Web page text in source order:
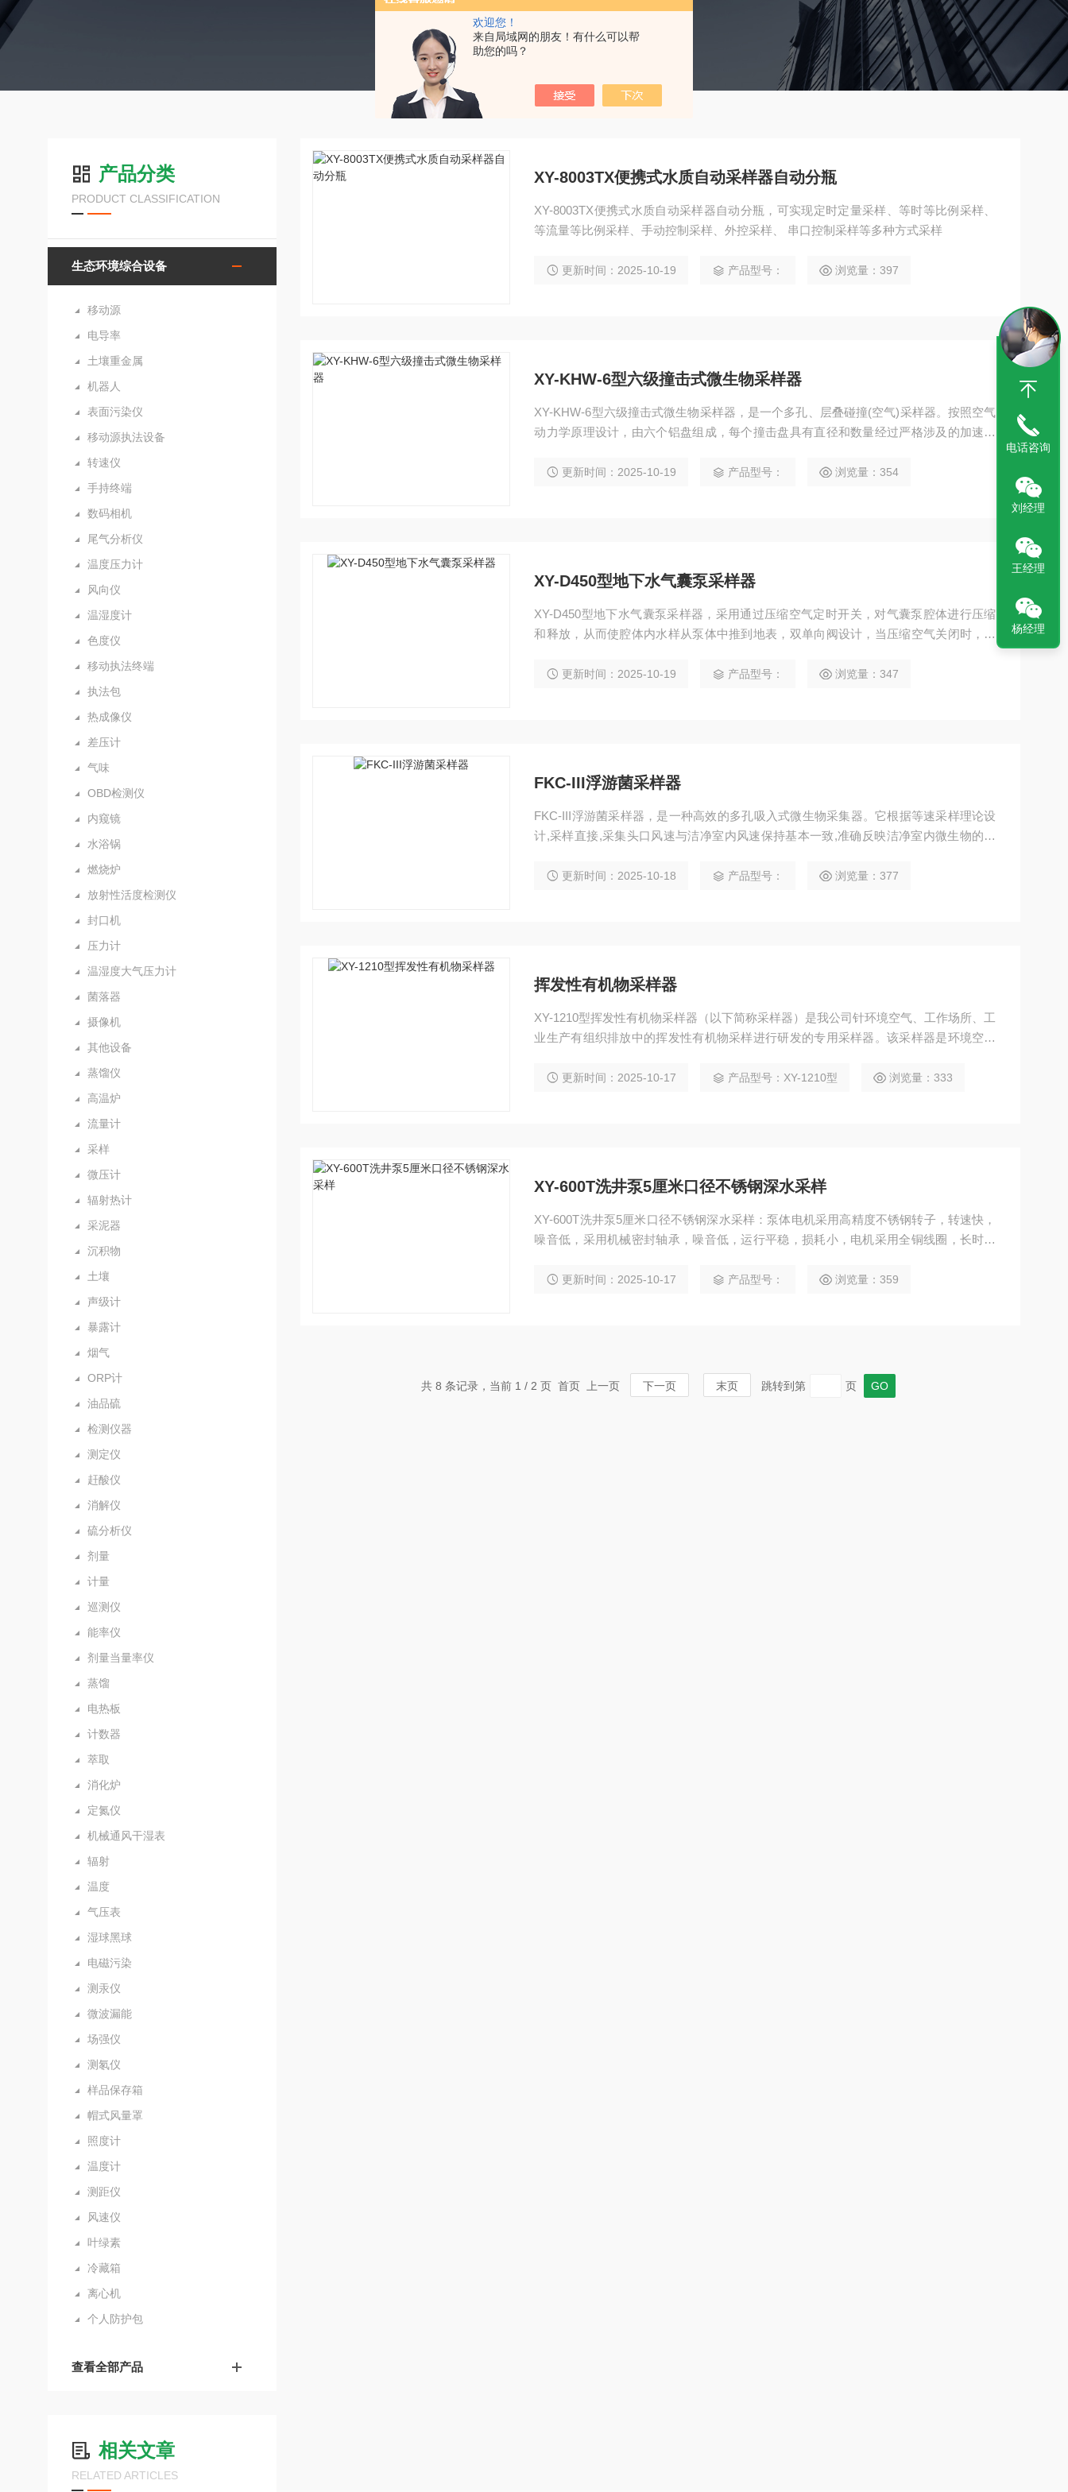
欢迎您！
来自局域网的朋友！有什么可以帮
助您的吗？
产品分类
PRODUCT CLASSIFICATION
生态环境综合设备
移动源
电导率
土壤重金属
机器人
表面污染仪
移动源执法设备
转速仪
手持终端
数码相机
尾气分析仪
温度压力计
风向仪
温湿度计
色度仪
移动执法终端
执法包
热成像仪
差压计
气味
OBD检测仪
内窥镜
水浴锅
燃烧炉
放射性活度检测仪
封口机
压力计
温湿度大气压力计
菌落器
摄像机
其他设备
蒸馏仪
高温炉
流量计
采样
微压计
辐射热计
采泥器
沉积物
土壤
声级计
暴露计
烟气
ORP计
油品硫
检测仪器
测定仪
赶酸仪
消解仪
硫分析仪
剂量
计量
巡测仪
能率仪
剂量当量率仪
蒸馏
电热板
计数器
萃取
消化炉
定氮仪
机械通风干湿表
辐射
温度
气压表
湿球黑球
电磁污染
测汞仪
微波漏能
场强仪
测氡仪
样品保存箱
帽式风量罩
照度计
温度计
测距仪
风速仪
叶绿素
冷藏箱
离心机
个人防护包
查看全部产品
相关文章
RELATED ARTICLES
XY-8003TX便携式水质自动采样器自动分瓶
XY-8003TX便携式水质自动采样器自动分瓶，可实现定时定量采样、等时等比例采样、
等流量等比例采样、手动控制采样、外控采样、 串口控制采样等多种方式采样
更新时间：2025-10-19 产品型号： 浏览量：397
XY-KHW-6型六级撞击式微生物采样器
XY-KHW-6型六级撞击式微生物采样器，是一个多孔、层叠碰撞(空气)采样器。按照空气
动力学原理设计，由六个铝盘组成，每个撞击盘具有直径和数量经过严格涉及的加速喷
状或密度。采样器的每级中可放置一个装有琼脂培养基的培养皿，用于收集采样空气中
更新时间：2025-10-19 产品型号： 浏览量：354
XY-D450型地下水气囊泵采样器
XY-D450型地下水气囊泵采样器，采用通过压缩空气定时开关，对气囊泵腔体进行压缩
和释放，从而使腔体内水样从泵体中推到地表，双单向阀设计，当压缩空气关闭时，水
广泛适用于环保、安监、卫生、厂企、科研、军事、教育等部门进行地下水的采样监
更新时间：2025-10-19 产品型号： 浏览量：347
FKC-III浮游菌采样器
FKC-III浮游菌采样器，是一种高效的多孔吸入式微生物采集器。它根据等速采样理论设
计,采样直接,采集头口风速与洁净室内风速保持基本一致,准确反映洁净室内微生物的浓
高了符合ISO14698-1标准的活性粒子的采集效率。系统设计优化了撞击速度，保证了生
更新时间：2025-10-18 产品型号： 浏览量：377
挥发性有机物采样器
XY-1210型挥发性有机物采样器（以下简称采样器）是我公司针环境空气、工作场所、工
业生产有组织排放中的挥发性有机物采样进行研发的专用采样器。该采样器是环境空气
合国家颁布的有关标准的规定。
更新时间：2025-10-17 产品型号：XY-1210型 浏览量：333
XY-600T洗井泵5厘米口径不锈钢深水采样
XY-600T洗井泵5厘米口径不锈钢深水采样：泵体电机采用高精度不锈钢转子，转速快，
噪音低，采用机械密封轴承，噪音低，运行平稳，损耗小，电机采用全铜线圈，长时间
效防止电机过热烧毁。 标配安全绳，有效方式洗井泵使用过程中脱落。
更新时间：2025-10-17 产品型号： 浏览量：359
共 8 条记录，当前 1 / 2 页 首页 上一页 下一页 末页 跳转到第 页
电话咨询
刘经理
王经理
杨经理